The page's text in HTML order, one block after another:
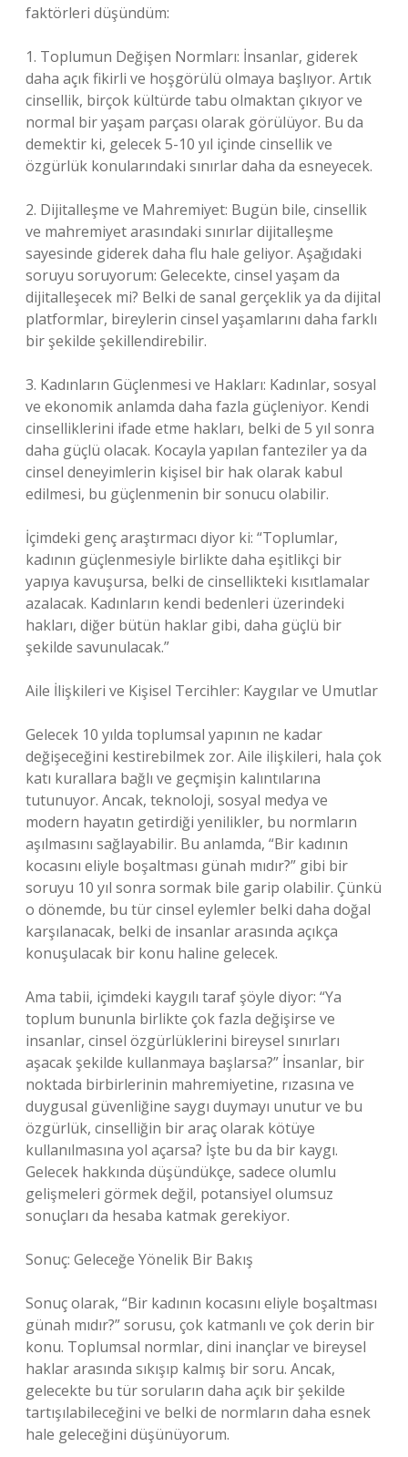
faktörleri düşündüm:
1. Toplumun Değişen Normları: İnsanlar, giderek
daha açık fikirli ve hoşgörülü olmaya başlıyor. Artık
cinsellik, birçok kültürde tabu olmaktan çıkıyor ve
normal bir yaşam parçası olarak görülüyor. Bu da
demektir ki, gelecek 5-10 yıl içinde cinsellik ve
özgürlük konularındaki sınırlar daha da esneyecek.
2. Dijitalleşme ve Mahremiyet: Bugün bile, cinsellik
ve mahremiyet arasındaki sınırlar dijitalleşme
sayesinde giderek daha flu hale geliyor. Aşağıdaki
soruyu soruyorum: Gelecekte, cinsel yaşam da
dijitalleşecek mi? Belki de sanal gerçeklik ya da dijital
platformlar, bireylerin cinsel yaşamlarını daha farklı
bir şekilde şekillendirebilir.
3. Kadınların Güçlenmesi ve Hakları: Kadınlar, sosyal
ve ekonomik anlamda daha fazla güçleniyor. Kendi
cinselliklerini ifade etme hakları, belki de 5 yıl sonra
daha güçlü olacak. Kocayla yapılan fanteziler ya da
cinsel deneyimlerin kişisel bir hak olarak kabul
edilmesi, bu güçlenmenin bir sonucu olabilir.
İçimdeki genç araştırmacı diyor ki: “Toplumlar,
kadının güçlenmesiyle birlikte daha eşitlikçi bir
yapıya kavuşursa, belki de cinsellikteki kısıtlamalar
azalacak. Kadınların kendi bedenleri üzerindeki
hakları, diğer bütün haklar gibi, daha güçlü bir
şekilde savunulacak.”
Aile İlişkileri ve Kişisel Tercihler: Kaygılar ve Umutlar
Gelecek 10 yılda toplumsal yapının ne kadar
değişeceğini kestirebilmek zor. Aile ilişkileri, hala çok
katı kurallara bağlı ve geçmişin kalıntılarına
tutunuyor. Ancak, teknoloji, sosyal medya ve
modern hayatın getirdiği yenilikler, bu normların
aşılmasını sağlayabilir. Bu anlamda, “Bir kadının
kocasını eliyle boşaltması günah mıdır?” gibi bir
soruyu 10 yıl sonra sormak bile garip olabilir. Çünkü
o dönemde, bu tür cinsel eylemler belki daha doğal
karşılanacak, belki de insanlar arasında açıkça
konuşulacak bir konu haline gelecek.
Ama tabii, içimdeki kaygılı taraf şöyle diyor: “Ya
toplum bununla birlikte çok fazla değişirse ve
insanlar, cinsel özgürlüklerini bireysel sınırları
aşacak şekilde kullanmaya başlarsa?” İnsanlar, bir
noktada birbirlerinin mahremiyetine, rızasına ve
duygusal güvenliğine saygı duymayı unutur ve bu
özgürlük, cinselliğin bir araç olarak kötüye
kullanılmasına yol açarsa? İşte bu da bir kaygı.
Gelecek hakkında düşündükçe, sadece olumlu
gelişmeleri görmek değil, potansiyel olumsuz
sonuçları da hesaba katmak gerekiyor.
Sonuç: Geleceğe Yönelik Bir Bakış
Sonuç olarak, “Bir kadının kocasını eliyle boşaltması
günah mıdır?” sorusu, çok katmanlı ve çok derin bir
konu. Toplumsal normlar, dini inançlar ve bireysel
haklar arasında sıkışıp kalmış bir soru. Ancak,
gelecekte bu tür soruların daha açık bir şekilde
tartışılabileceğini ve belki de normların daha esnek
hale geleceğini düşünüyorum.